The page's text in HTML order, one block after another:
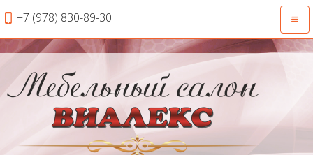
+7 (978) 830-89-30